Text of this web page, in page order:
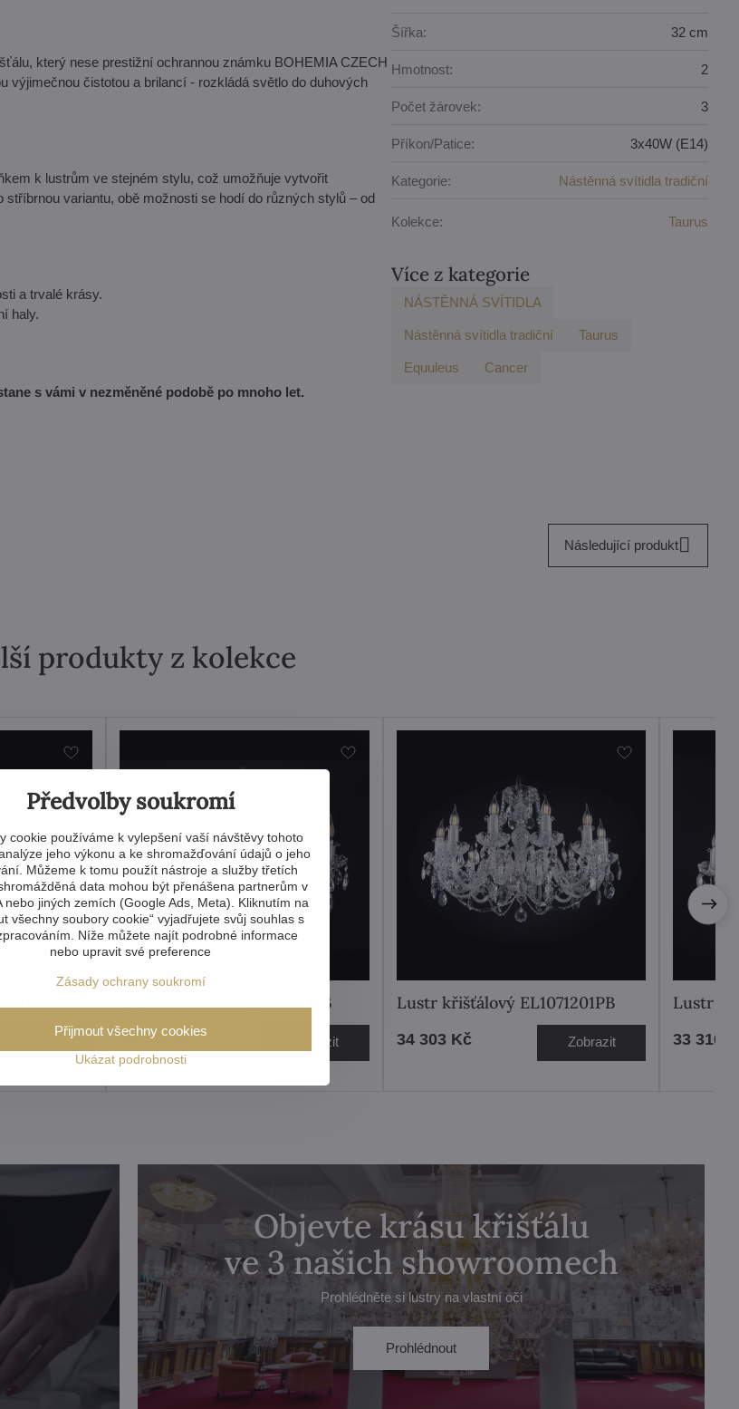
který nese prestižní ochrannou známku BOHEMIA CZECH
výjimečnou čistotou a brilancí - rozkládá světlo do duhových
k lustrům ve stejném stylu, což umožňuje vytvořit
variantu, obě možnosti se hodí do různých stylů – od
a trvalé krásy.
haly.
s vámi v nezměněné podobě po mnoho let.
Šířka: 32 cm
Hmotnost: 2
Počet žárovek: 3
Příkon/Patice: 3x40W (E14)
Kategorie: Nástěnná svítidla tradiční
Kolekce: Taurus
Více z kategorie
NÁSTĚNNÁ SVÍTIDLA
Nástěnná svítidla tradiční Taurus
Equuleus Cancer
Následující produkt
produkty z kolekce
Lustr křišťálový EL107801PB
24 772 Kč Zobrazit
Lustr křišťálový EL1071201PB
34 303 Kč Zobrazit
Lustr
33 316
Objevte krásu křišťálu
ve 3 našich showroomech
Prohlédněte si lustry na vlastní oči
Prohlédnout
Předvolby soukromí
cookie používáme k vylepšení vaší návštěvy tohoto
jeho výkonu a ke shromažďování údajů o jeho
Můžeme k tomu použít nástroje a služby třetích
data mohou být přenášena partnerům v
nebo jiných zemích (Google Ads, Meta). Kliknutím na
všechny soubory cookie“ vyjadřujete svůj souhlas s
Níže můžete najít podrobné informace
nebo upravit své preference
Zásady ochrany soukromí
Ukázat podrobnosti
Přijmout všechny cookies